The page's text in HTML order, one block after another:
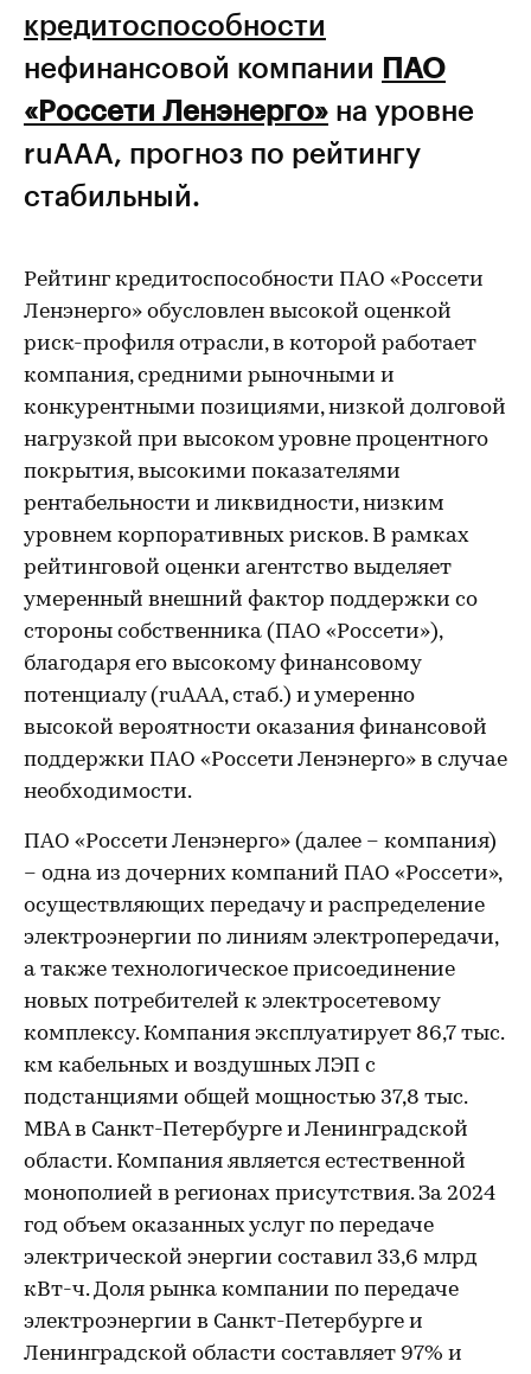
кредитоспособности
нефинансовой компании ПАО
«Россети Ленэнерго» на уровне
ruAАA, прогноз по рейтингу
стабильный.
Рейтинг кредитоспособности ПАО «Россети
Ленэнерго» обусловлен высокой оценкой
риск-профиля отрасли, в которой работает
компания, средними рыночными и
конкурентными позициями, низкой долговой
нагрузкой при высоком уровне процентного
покрытия, высокими показателями
рентабельности и ликвидности, низким
уровнем корпоративных рисков. В рамках
рейтинговой оценки агентство выделяет
умеренный внешний фактор поддержки со
стороны собственника (ПАО «Россети»),
благодаря его высокому финансовому
потенциалу (ruAAA, стаб.) и умеренно
высокой вероятности оказания финансовой
поддержки ПАО «Россети Ленэнерго» в случае
необходимости.
ПАО «Россети Ленэнерго» (далее – компания)
– одна из дочерних компаний ПАО «Россети»,
осуществляющих передачу и распределение
электроэнергии по линиям электропередачи,
а также технологическое присоединение
новых потребителей к электросетевому
комплексу. Компания эксплуатирует 86,7 тыс.
км кабельных и воздушных ЛЭП с
подстанциями общей мощностью 37,8 тыс.
МВА в Санкт-Петербурге и Ленинградской
области. Компания является естественной
монополией в регионах присутствия. За 2024
год объем оказанных услуг по передаче
электрической энергии составил 33,6 млрд
кВт-ч. Доля рынка компании по передаче
электроэнергии в Санкт-Петербурге и
Ленинградской области составляет 97% и